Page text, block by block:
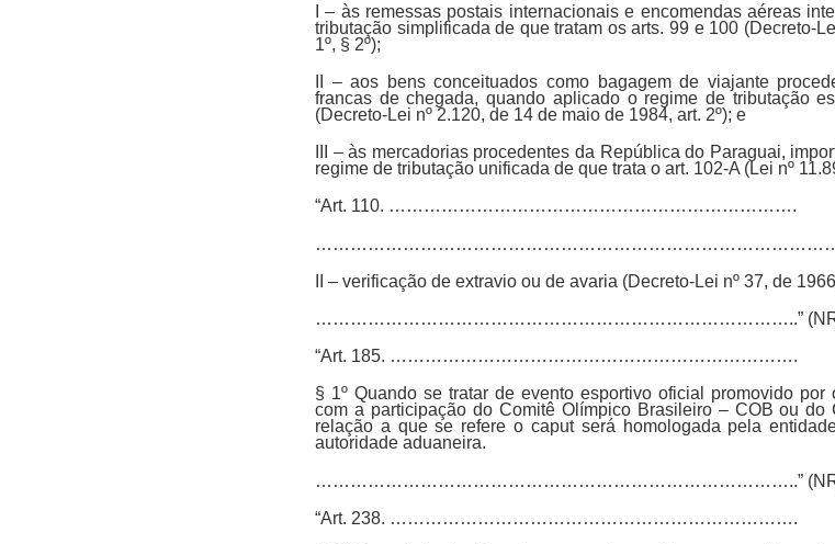
I – às remessas postais internacionais e encomendas aéreas
tributação simplificada de que tratam os arts. 99 e 100 (Decreto-
1º, § 2º);
II – aos bens conceituados como bagagem de viajante
francas de chegada, quando aplicado o regime de tributação
(Decreto-Lei nº 2.120, de 14 de maio de 1984, art. 2º); e
III – às mercadorias procedentes da República do Paraguai,
regime de tributação unificada de que trata o art. 102-A (Lei nº
“Art. 110. …………………………………………………………….
II – verificação de extravio ou de avaria (Decreto-Lei nº 37, de
………………………………………………………………………..”
“Art. 185. …………………………………………………………….
§ 1º Quando se tratar de evento esportivo oficial promovido
com a participação do Comitê Olímpico Brasileiro – COB ou
relação a que se refere o caput será homologada pela
autoridade aduaneira.
………………………………………………………………………..”
“Art. 238. …………………………………………………………….